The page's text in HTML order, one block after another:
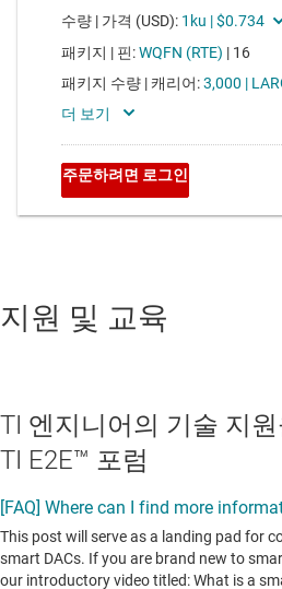
지원 및 교육
TI 엔지니어의 기술 지
TI E2E™ 포럼